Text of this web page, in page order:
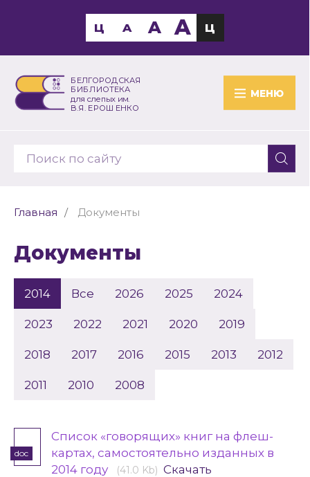
БЕЛГОРОДСКАЯ
БИБЛИОТЕКА
для слепых им.
В.Я. ЕРОШЕНКО
МЕНЮ
Ц A A A Ц
Главная Документы
Документы
Все 2026 2025 2024
2023 2022 2021 2020 2019
2018 2017 2016 2015
2014
2013 2012
2011 2010 2008
doc
Список «говорящих» книг на флеш-
картах, самостоятельно изданных в
2014 году
(41.0 Kb) Скачать